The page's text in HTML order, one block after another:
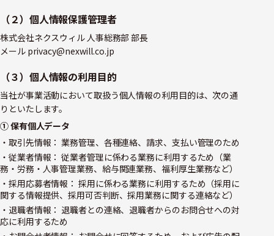
（２）個人情報保護管理者
株式会社ネクスウィル 人事総務部 部長
メール privacy@nexwill.co.jp
（３）個人情報の利用目的
当社が事業活動において取扱う個人情報の利用目的は、次の通
りといたします。
① 保有個人データ
・取引先情報： 業務管理、各種連絡、請求、支払い管理のため
・従業者情報： 従業者管理に係わる業務に利用するため（業
務・労務・人事管理業務、給与関連業務、福利厚生業務など）
・採用応募者情報： 採用に係わる業務に利用するため（採用に
関する情報提供、採用可否判断、採用業務に関する連絡など）
・退職者情報： 退職者との連絡、退職者からのお問合せへの対
応に利用するため